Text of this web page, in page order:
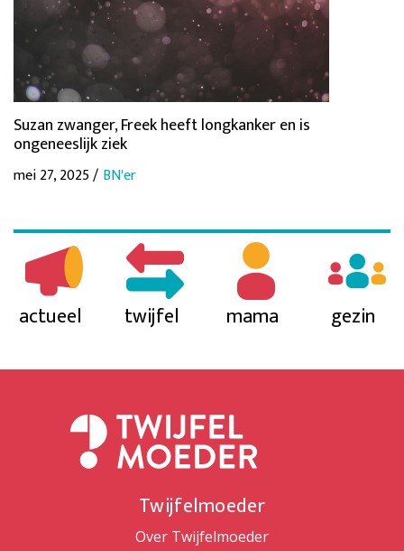
Suzan zwanger, Freek heeft longkanker en is
ongeneeslijk ziek
mei 27, 2025 / BN'er
actueel twijfel mama gezin
Twijfelmoeder
Over Twijfelmoeder